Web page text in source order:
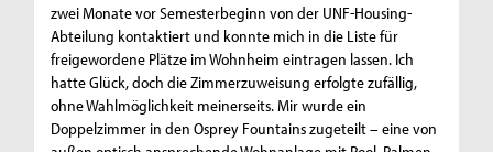
zwei Monate vor Semesterbeginn von der UNF-Housing-
Abteilung kontaktiert und konnte mich in die Liste für
freigewordene Plätze im Wohnheim eintragen lassen. Ich
hatte Glück, doch die Zimmerzuweisung erfolgte zufällig,
ohne Wahlmöglichkeit meinerseits. Mir wurde ein
Doppelzimmer in den Osprey Fountains zugeteilt – eine von